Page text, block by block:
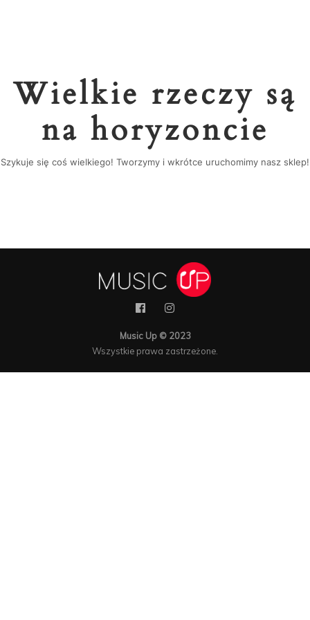
Wielkie rzeczy są
na horyzoncie
Szykuje się coś wielkiego! Tworzymy i wkrótce uruchomimy nasz sklep!
Music Up © 2023
Wszystkie prawa zastrzeżone.